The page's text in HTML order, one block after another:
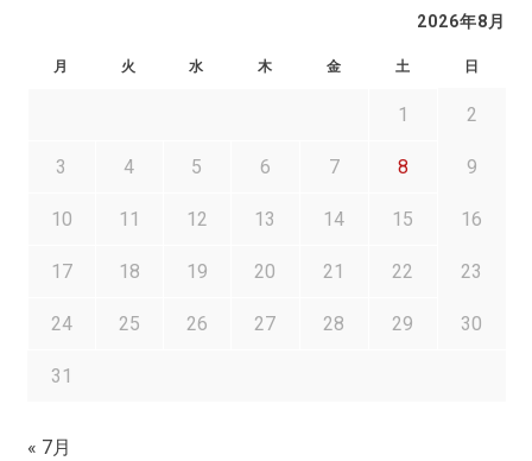
2026年8月
月 火 水 木 金 土 日
1 2
3 4 5 6 7 8 9
10 11 12 13 14 15 16
17 18 19 20 21 22 23
24 25 26 27 28 29 30
31
« 7月